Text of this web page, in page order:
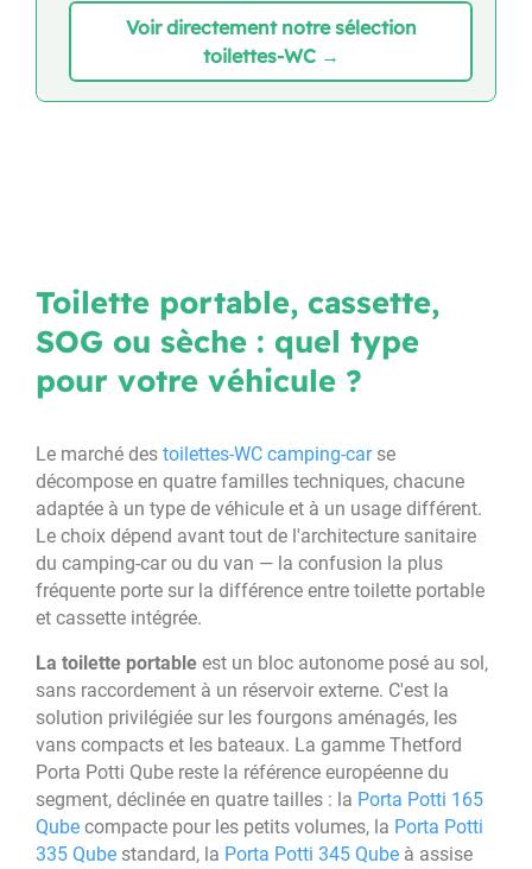
Voir directement notre sélection
toilettes-WC →
Toilette portable, cassette,
SOG ou sèche : quel type
pour votre véhicule ?
Le marché des toilettes-WC camping-carse
décompose en quatre familles techniques, chacune
adaptée à un type de véhicule et à un usage différent.
Le choix dépend avant tout de l'architecture sanitaire
du camping-car ou du van — la confusion la plus
fréquente porte sur la différence entre toilette portable
et cassette intégrée.
La toilette portable est un bloc autonome posé au sol,
sans raccordement à un réservoir externe. C'est la
solution privilégiée sur les fourgons aménagés, les
vans compacts et les bateaux. La gamme Thetford
Porta Potti Qube reste la référence européenne du
segment, déclinée en quatre tailles : la Porta Potti 165
Qube compacte pour les petits volumes, la Porta Potti
335 Qube standard, la Porta Potti 345 Qube à assise